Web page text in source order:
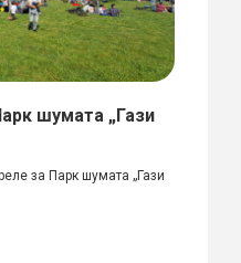
шумата „Гази
за Парк шумата „Гази